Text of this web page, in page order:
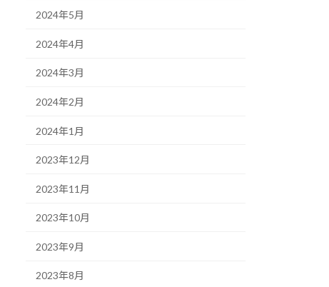
2024年5月
2024年4月
2024年3月
2024年2月
2024年1月
2023年12月
2023年11月
2023年10月
2023年9月
2023年8月